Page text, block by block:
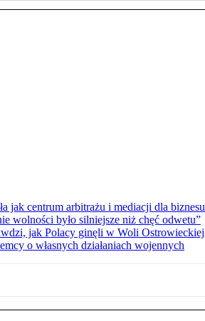
jak centrum arbitrażu i mediacji dla biznesu
wolności było silniejsze niż chęć odwetu”
jak Polacy ginęli w Woli Ostrowieckiej
o własnych działaniach wojennych